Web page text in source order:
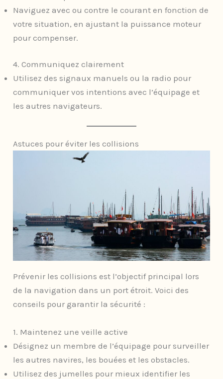
Naviguez avec ou contre le courant en fonction de
votre situation, en ajustant la puissance moteur
pour compenser.
4. Communiquez clairement
Utilisez des signaux manuels ou la radio pour
communiquer vos intentions avec l’équipage et
les autres navigateurs.
Astuces pour éviter les collisions
Prévenir les collisions est l’objectif principal lors
de la navigation dans un port étroit. Voici des
conseils pour garantir la sécurité :
1. Maintenez une veille active
Désignez un membre de l’équipage pour surveiller
les autres navires, les bouées et les obstacles.
Utilisez des jumelles pour mieux identifier les